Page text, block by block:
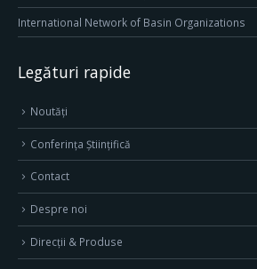
International Network of Basin Organizations
Legături rapide
Noutăți
Conferința Științifică
Contact
Despre noi
Direcţii & Produse